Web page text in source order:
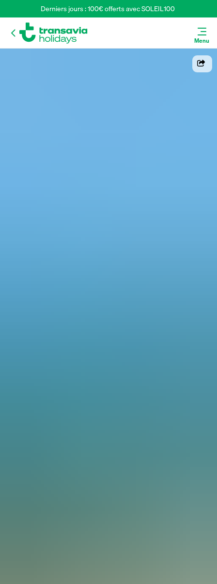
Derniers jours : 100€ offerts avec SOLEIL100
Menu